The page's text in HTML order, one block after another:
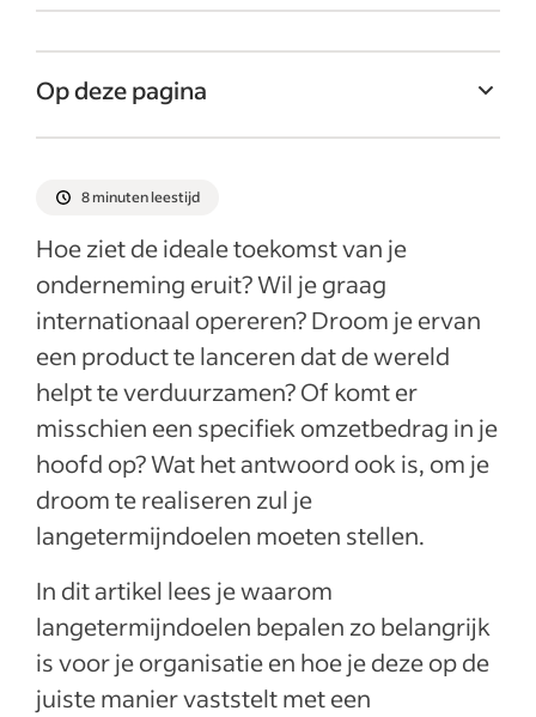
Op deze pagina
Kortetermijndoelen versus
Waarom langetermijndoelen belangrijk zijn
In 4 stappen een langetermijndoel
opstellen
Recente artikelen
Meer weergeven
8 minuten leestijd
Hoe ziet de ideale toekomst van je
onderneming eruit? Wil je graag
internationaal opereren? Droom je ervan
een product te lanceren dat de wereld
helpt te verduurzamen? Of komt er
misschien een specifiek omzetbedrag in je
hoofd op? Wat het antwoord ook is, om je
droom te realiseren zul je
langetermijndoelen moeten stellen.
In dit artikel lees je waarom
langetermijndoelen bepalen zo belangrijk
is voor je organisatie en hoe je deze op de
juiste manier vaststelt met een